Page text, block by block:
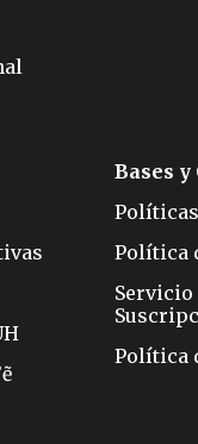
Bases
Política
Servicio
Política